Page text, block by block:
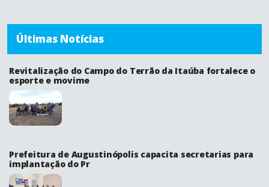
Últimas Notícias
Revitalização do Campo do Terrão da Itaúba fortalece o
esporte e movime
Prefeitura de Augustinópolis capacita secretarias para
implantação do Pr